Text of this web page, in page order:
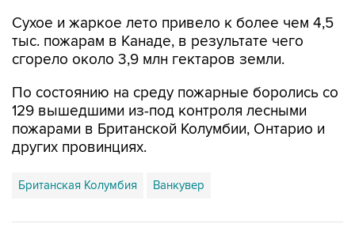
Сухое и жаркое лето привело к более чем 4,5
тыс. пожарам в Канаде, в результате чего
сгорело около 3,9 млн гектаров земли.
По состоянию на среду пожарные боролись со
129 вышедшими из-под контроля лесными
пожарами в Британской Колумбии, Онтарио и
других провинциях.
Британская Колумбия Ванкувер